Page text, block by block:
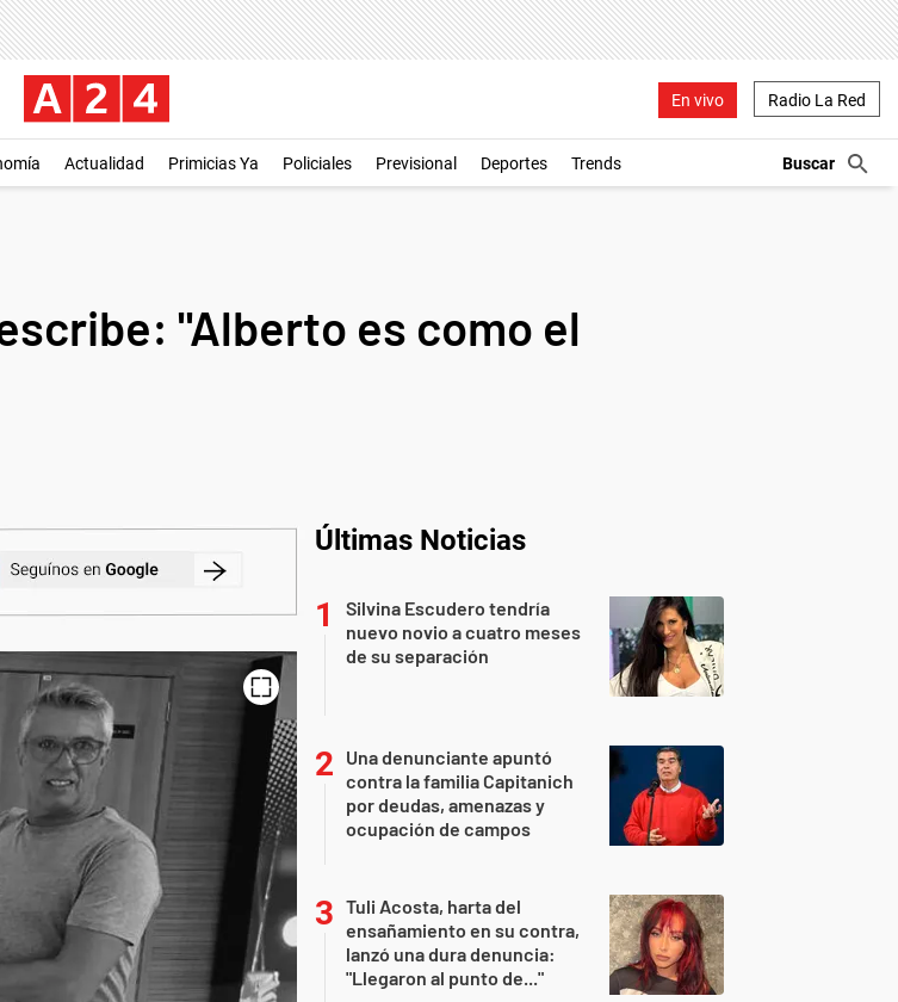
En vivo Radio La Red
Actualidad Primicias Ya Policiales Previsional Deportes Trends
"Alberto es como el
Últimas Noticias
Silvina Escudero tendría
nuevo novio a cuatro meses
de su separación
Una denunciante apuntó
contra la familia Capitanich
por deudas, amenazas y
ocupación de campos
Tuli Acosta, harta del
ensañamiento en su contra,
lanzó una dura denuncia:
"Llegaron al punto de..."